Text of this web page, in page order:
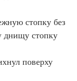
стопку без
днищу стопку
поверху